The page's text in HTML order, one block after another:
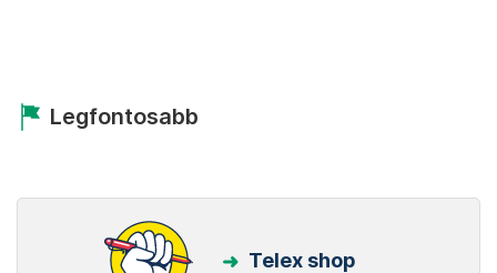
Legfontosabb
Telex shop